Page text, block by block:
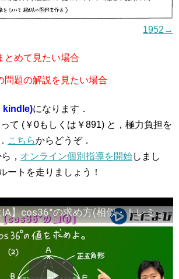
1952→
とめて見たい場合
問題の解説を見たい場合
kindle)になります．
て (￥0もしくは￥891) と，極力負担を
こちらからどうぞ．
， オンライン個別指導を開始しまし
ートを走りましょう！
Quick Drills【数IA】cos36°の求め方(相似・トレミーの定理) cos36°の値の求め方を2通り紹介します。両方とも頻出の形です！